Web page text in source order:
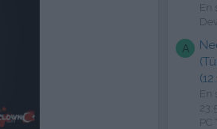
En
A
En
PC